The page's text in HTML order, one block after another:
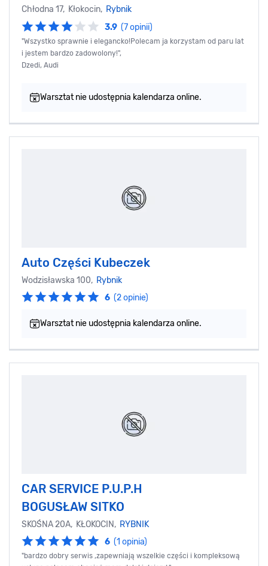
Chłodna 17, Kłokocin, Rybnik
3.9 (7 opinii)
"Wszystko sprawnie i elegancko!Polecam ja korzystam od paru lat
i jestem bardzo zadowolony!",
Dzedi, Audi
Warsztat nie udostępnia kalendarza online.
Auto Części Kubeczek
Wodzisławska 100, Rybnik
6 (2 opinie)
Warsztat nie udostępnia kalendarza online.
CAR SERVICE P.U.P.H
BOGUSŁAW SITKO
SKOŚNA 20A, KŁOKOCIN, RYBNIK
6 (1 opinia)
"bardzo dobry serwis ,zapewniają wszelkie części i kompleksową